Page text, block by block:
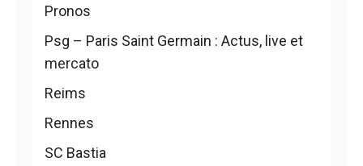
Pronos
Psg – Paris Saint Germain : Actus, live et
mercato
Reims
Rennes
SC Bastia